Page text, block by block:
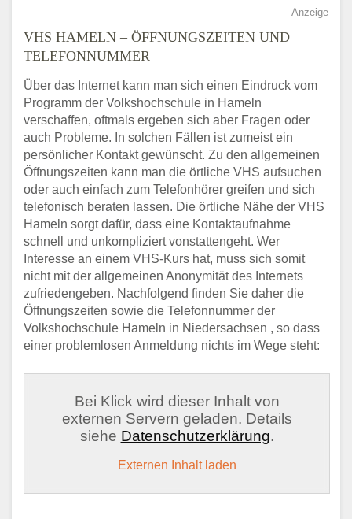
Anzeige
VHS HAMELN – ÖFFNUNGSZEITEN UND
TELEFONNUMMER
Über das Internet kann man sich einen Eindruck vom
Programm der Volkshochschule in Hameln
verschaffen, oftmals ergeben sich aber Fragen oder
auch Probleme. In solchen Fällen ist zumeist ein
persönlicher Kontakt gewünscht. Zu den allgemeinen
Öffnungszeiten kann man die örtliche VHS aufsuchen
oder auch einfach zum Telefonhörer greifen und sich
telefonisch beraten lassen. Die örtliche Nähe der VHS
Hameln sorgt dafür, dass eine Kontaktaufnahme
schnell und unkompliziert vonstattengeht. Wer
Interesse an einem VHS-Kurs hat, muss sich somit
nicht mit der allgemeinen Anonymität des Internets
zufriedengeben. Nachfolgend finden Sie daher die
Öffnungszeiten sowie die Telefonnummer der
Volkshochschule Hameln in Niedersachsen , so dass
einer problemlosen Anmeldung nichts im Wege steht:
Bei Klick wird dieser Inhalt von
externen Servern geladen. Details
siehe Datenschutzerklärung.
Externen Inhalt laden